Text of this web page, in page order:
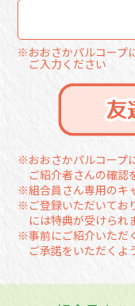
※おおさかパルコープ
ご入力ください
※おおさかパルコープ
ご紹介者さんの確認
※組合員さん専用のキ
※ ご登録いただいてお
には特典が受けられ
※事前にご紹介いただ
ご承諾をいただくよ